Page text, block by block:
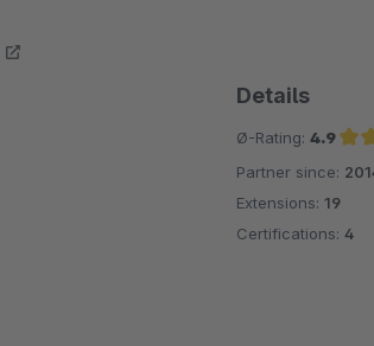
Details
Ø-Rating: 4.9
Average
Partner since:
Extensions: 19
Certifications: 4